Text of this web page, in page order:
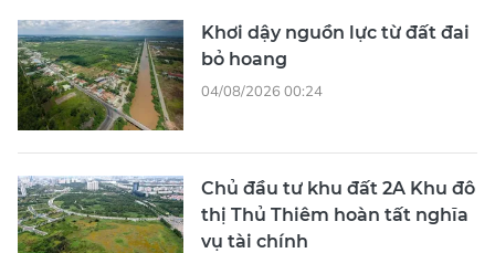
Khơi dậy nguồn lực từ đất đai
bỏ hoang
04/08/2026 00:24
Chủ đầu tư khu đất 2A Khu đô
thị Thủ Thiêm hoàn tất nghĩa
vụ tài chính